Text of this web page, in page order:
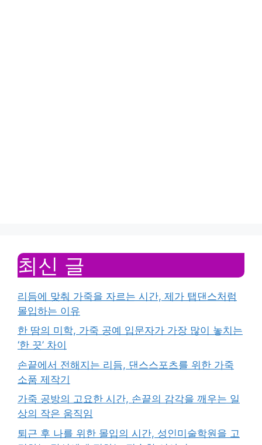
최신 글
리듬에 맞춰 가죽을 자르는 시간, 제가 탭댄스처럼
몰입하는 이유
한 땀의 미학, 가죽 공예 입문자가 가장 많이 놓치는
‘한 끗’ 차이
손끝에서 전해지는 리듬, 댄스스포츠를 위한 가죽
소품 제작기
가죽 공방의 고요한 시간, 손끝의 감각을 깨우는 일
상의 작은 움직임
퇴근 후 나를 위한 몰입의 시간, 성인미술학원을 고